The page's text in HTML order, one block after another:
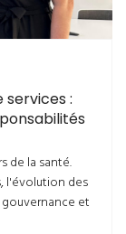
services :
de la santé.
l'évolution des
et